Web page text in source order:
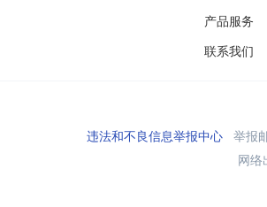
产品服务
联系我们
违法和不良信息举报中心举报
网